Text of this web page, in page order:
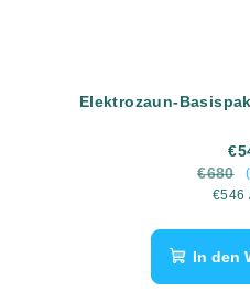
Elektrozaun-
€680
€546
In den